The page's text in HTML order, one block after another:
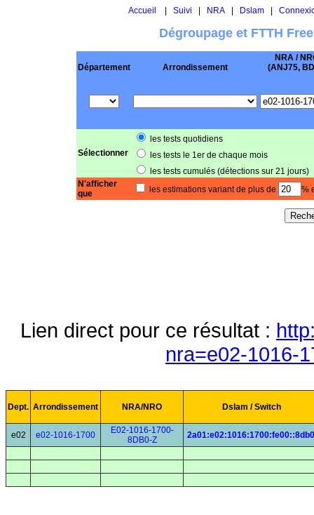
Accueil Suivi NRA| Dslam|
Dégroupage et FTTH
Département Arrondissement
NRA /
(ANJ75,
Sélectionner
les tests quotidiens
les tests le 1er de chaque mois
les tests cumulés (détections sur 21 jours)
N'afficher
que
les estimations variant de plus de %
Lien direct pour ce résultat :
nra=e02-1016-
Dept. Arrondissement NRA/NRO Dslam / Switch
e02 e02-1016-1700
E02-1016-1700-
8DB0-Z
2a01:e02:1016:1700:fe00::8db0